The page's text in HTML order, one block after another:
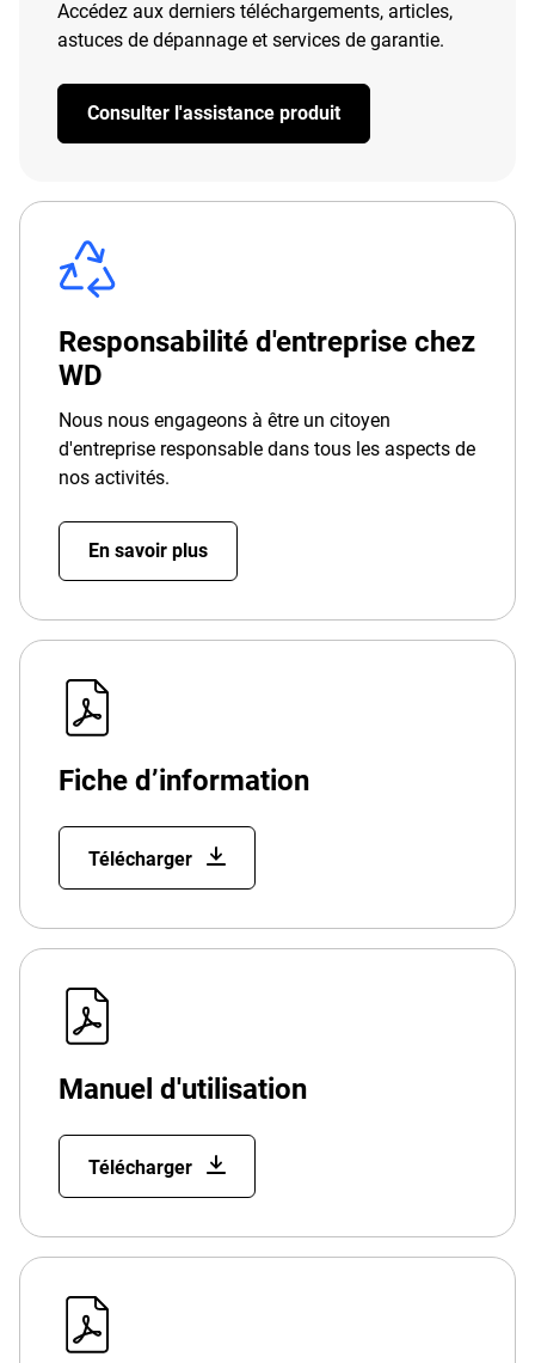
Accédez aux derniers téléchargements, articles,
astuces de dépannage et services de garantie.
Consulter l'assistance produit
Responsabilité d'entreprise chez
WD
Nous nous engageons à être un citoyen
d'entreprise responsable dans tous les aspects de
nos activités.
En savoir plus
Fiche d’information
Télécharger
Manuel d'utilisation
Télécharger